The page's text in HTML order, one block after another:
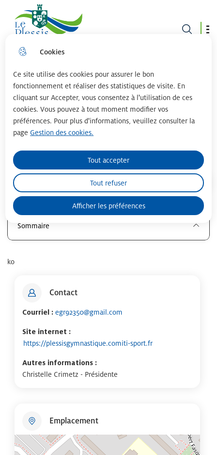
Cookies
Ce site utilise des cookies pour assurer le bon
fonctionnement et réaliser des statistiques de visite. En
cliquant sur Accepter, vous consentez à l'utilisation de ces
cookies. Vous pouvez à tout moment modifier vos
préférences. Pour plus d'informations, veuillez consulter la
page Gestion des cookies.
Afficher les préférences
Tout accepter
Tout refuser
Aller
menu
principal
Le plessis robinson
ÉTOILE GYMNIQUE DU PLESSIS-
ROBINSON (EGR)
Sommaire
ko
Contact
Courriel : egr92350@gmail.com
Site internet :
https://plessisgymnastique.comiti-sport.fr
Autres informations :
Christelle Crimetz - Présidente
Emplacement
+